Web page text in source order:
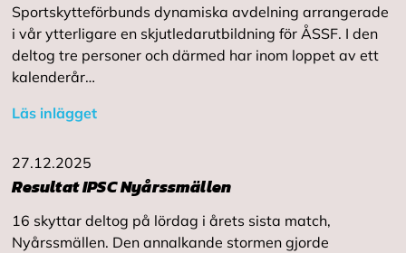
Sportskytteförbunds dynamiska avdelning arrangerade
i vår ytterligare en skjutledarutbildning för ÅSSF. I den
deltog tre personer och därmed har inom loppet av ett
kalenderår…
Läs inlägget
27.12.2025
Resultat IPSC Nyårssmällen
16 skyttar deltog på lördag i årets sista match,
Nyårssmällen. Den annalkande stormen gjorde